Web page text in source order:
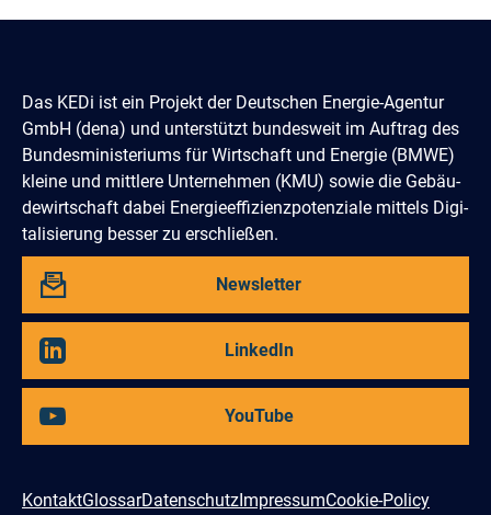
Das KEDi ist ein Projekt der Deutschen Energie-Agentur
GmbH (dena) und un­terstützt bundes­weit im Auftrag des
Bun­des­­minis­teriums für Wirtschaft und Energie (BMWE)
kleine und mittlere Unter­nehmen (KMU) sowie die Gebäu­
de­­wirtschaft dabei Energie­effi­zienz­poten­ziale mittels Digi­
tali­sierung besser zu erschließen.
unseren
Newsletter
uns
LinkedIn
uns
YouTube
KontaktGlossarDatenschutzImpressumCookie-Policy